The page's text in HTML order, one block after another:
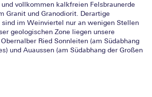
vollkommen kalkfreien Felsbraunerde
Granit und Granodiorit. Derartige
sind im Weinviertel nur an wenigen Stellen
geologischen Zone liegen unsere
Ried Sonnleiten (am Südabhang
und Auaussen (am Südabhang der Großen